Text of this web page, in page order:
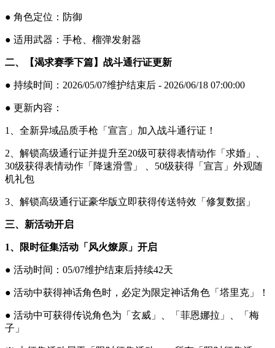
● 角色定位：防御
● 适用武器：手枪、榴弹发射器
二、【渴求赛季下篇】战斗通行证更新
● 持续时间：2026/05/07维护结束后 - 2026/06/18 07:00:00
● 更新内容：
1、全新异域品质手枪「宣言」加入战斗通行证！
2、解锁高级通行证并提升至20级可获得表情动作「求婚」、
30级获得表情动作「降速滑雪」 、50级获得「宣言」外观随
机礼包
3、解锁高级通行证豪华版立即获得传送特效「修复数据」
三、新活动开启
1、限时征集活动「风火燎原」开启
● 活动时间：05/07维护结束后持续42天
● 活动中获得神话角色时，必定为限定神话角色「塔里克」！
● 活动中可获得传说角色为「玄威」、「菲恩娜拉」、「梅
子」